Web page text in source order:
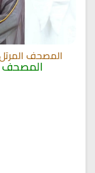
المصحف المرتل
المصحف